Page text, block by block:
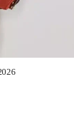
Tab